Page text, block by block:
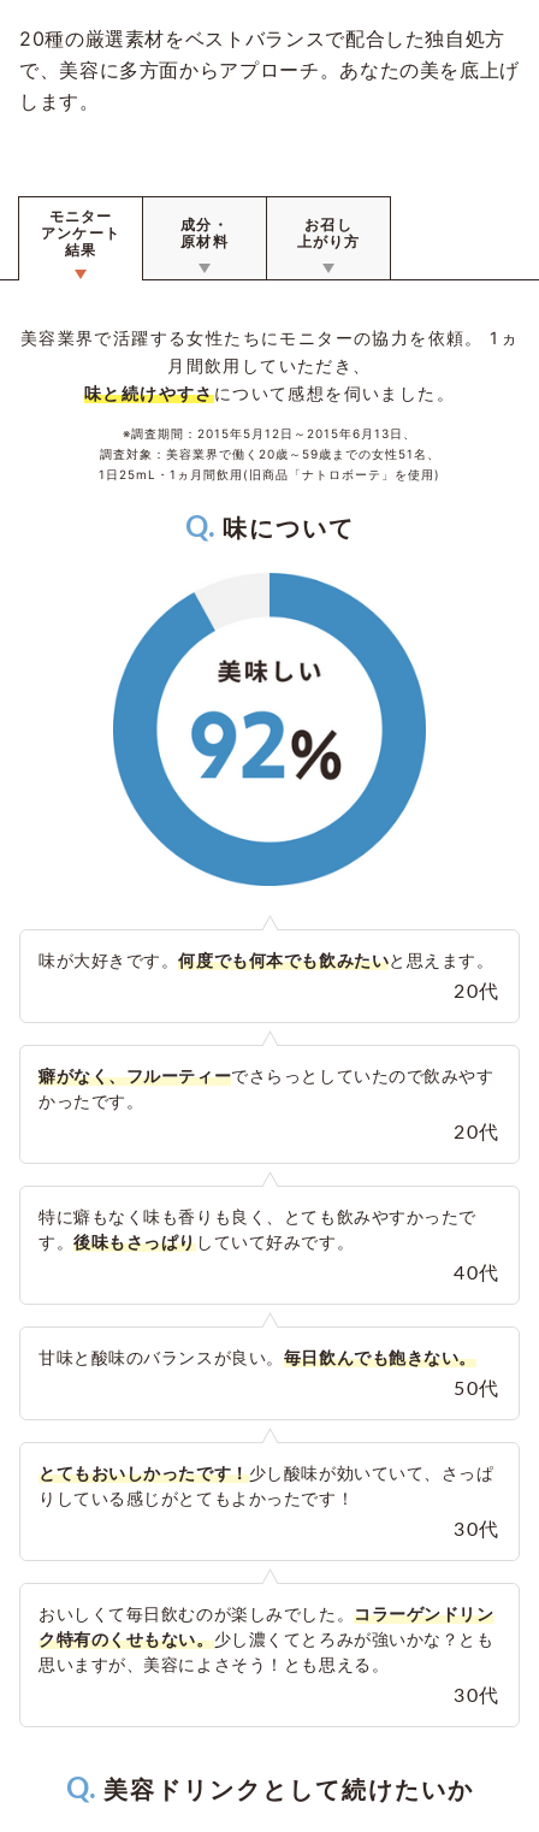
20種の厳選素材をベストバランスで配合した独自処方
で、美容に多方面からアプローチ。あなたの美を底上げ
します。
モニター
アンケート
結果
成分・
原材料
お召し
上がり方
美容業界で活躍する女性たちにモニターの協力を依頼。
1ヵ
月間飲用していただき、
味と続けやすさについて感想を伺いました。
※調査期間：2015年5月12日～2015年6月13日、
調査対象：美容業界で働く20歳～59歳までの女性51名、
1日25mL・1ヵ月間飲用(旧商品「ナトロボーテ」を使用)
味について
味が大好きです。何度でも何本でも飲みたいと思えます。
20代
癖がなく、フルーティーでさらっとしていたので飲みやす
かったです。
20代
特に癖もなく味も香りも良く、とても飲みやすかったで
す。後味もさっぱりしていて好みです。
40代
甘味と酸味のバランスが良い。 毎日飲んでも飽きない。
50代
とてもおいしかったです！少し酸味が効いていて、さっぱ
りしている感じがとてもよかったです！
30代
おいしくて毎日飲むのが楽しみでした。コラーゲンドリン
ク特有のくせもない。少し濃くてとろみが強いかな？とも
思いますが、美容によさそう！とも思える。
30代
美容ドリンクとして続けたいか